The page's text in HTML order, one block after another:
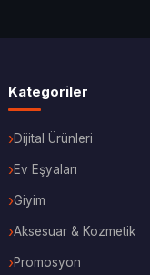
Kategoriler
Dijital Ürünleri
Ev Eşyaları
Giyim
Aksesuar & Kozmetik
Promosyon